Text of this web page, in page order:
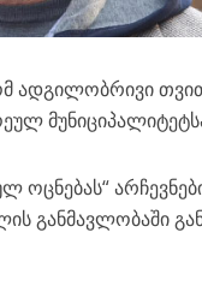
ადგილობრივი
განმავლობაში